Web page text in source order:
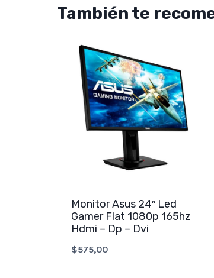
También te
Monitor Asus 24″ Led
Gamer Flat 1080p 165hz
Hdmi – Dp – Dvi
$575,00